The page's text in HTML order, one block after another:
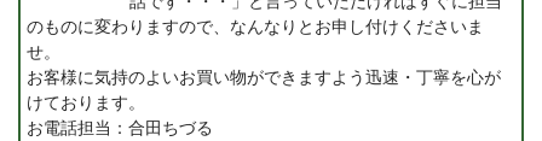
のものに変わりますので、なんなりとお申し付けくださいま
せ。
お客様に気持のよいお買い物ができますよう迅速・丁寧を心が
けております。
お電話担当：合田ちづる